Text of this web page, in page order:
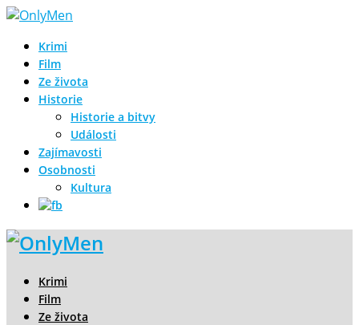
Krimi
Film
Ze života
Historie
Historie a bitvy
Události
Zajímavosti
Osobnosti
Kultura
Krimi
Film
Ze života